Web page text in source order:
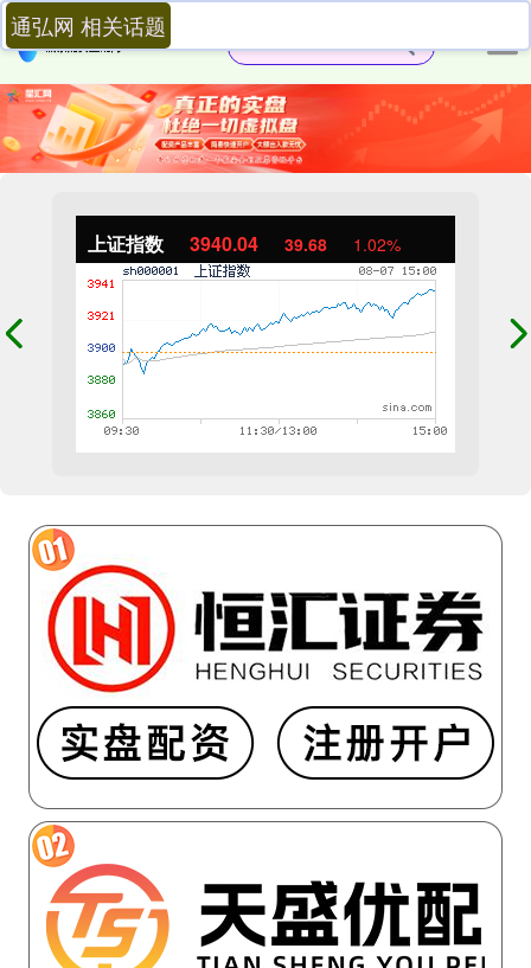
上证指数 3940.04 39.68 1.02%
通弘网 相关话题